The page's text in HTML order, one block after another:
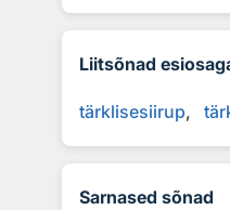
Liitsõnad
tärklisesiirup
Sarnased sõnad